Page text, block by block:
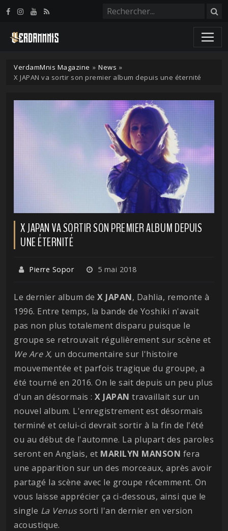
VerdamMnis Magazine » News »
X JAPAN va sortir son premier album depuis une éternité
X JAPAN VA SORTIR SON PREMIER ALBUM DEPUIS
UNE ÉTERNITÉ
Pierre Sopor 5 mai 2018
Le dernier album de X JAPAN, Dahlia, remonte à
1996. Entre temps, la bande de Yoshiki n'avait
pas non plus totalement disparu puisque le
groupe se retrouvait régulièrement sur scène et
We Are X, un documentaire sur l'histoire
mouvementée et parfois tragique du groupe, a
été tourné en 2016. On le sait depuis un peu plus
d'un an désormais : X JAPAN travaillait sur un
nouvel album. L'enregistrement est désormais
terminé et celui-ci devrait sortir à la fin de l'été
ou au début de l'automne. La plupart des paroles
seront en Anglais, et MARILYN MANSON fera
une apparition sur un des morceaux, après avoir
partagé la scène avec le groupe récemment. On
vous laisse apprécier ça ci-dessous, ainsi que le
single La Venussorti l'an dernier en version
acoustique.
Panneau de gestion des cookies